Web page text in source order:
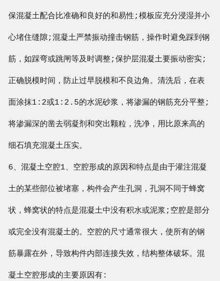
保混凝土配合比准确和良好的和易性;模板应充分浸湿并小
心堵住缝隙;混凝土严禁振动撞击钢筋，操作时避免踩到钢
筋，如踩弯或跳闸等及时调整;保护层混凝土要振动密实;
正确脱模时间，防止过早脱模和不良边角。清洗后，在表
面涂抹1:2或1:2.5的水泥砂浆，将渗漏的钢筋充分平整;
将渗漏深的凿去弱凝剂和突出颗粒，洗净，用比原来高的
细石填充混凝土压实。
6、混凝土空腔1、空腔形成的原因和特点是由于灌注混凝
土的某些部位被堵塞，构件会产生孔洞，孔洞不同于蜂窝
状，蜂窝状的特点是混凝土中没有积水或泥浆;空腔是部分
或完全没有混凝土的。空腔的尺寸通常很大，使所有的钢
筋暴露在外，导致构件内部连接失效，结构整体破坏。混
凝土空腔形成的主要原因有: